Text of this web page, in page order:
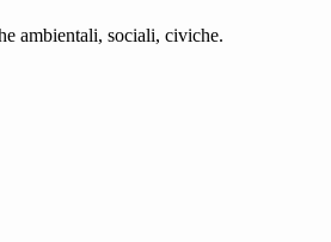
ambientali, sociali, civiche.